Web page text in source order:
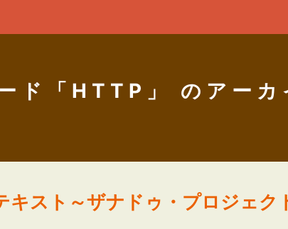
ド「HTTP」 のアーカ
キスト～ザナドゥ・プロジェク